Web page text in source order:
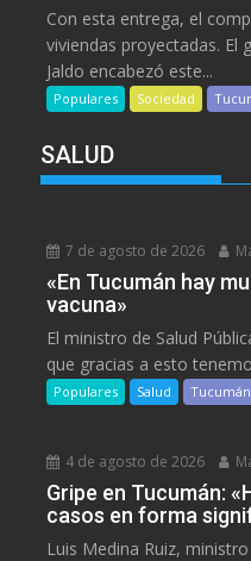
Con esta entrega, el
viviendas proyectadas. El
Jaldo encabezó este...
Populares Sociedad
SALUD
7 de agosto de 2026
«En Tucumán hay
vacuna»
El ministro de Salud
que gracias a esto
Populares Salud Tucumán
4 de agosto de 2026
Gripe en Tucumán:
casos en forma
Luis Medina Ruiz,